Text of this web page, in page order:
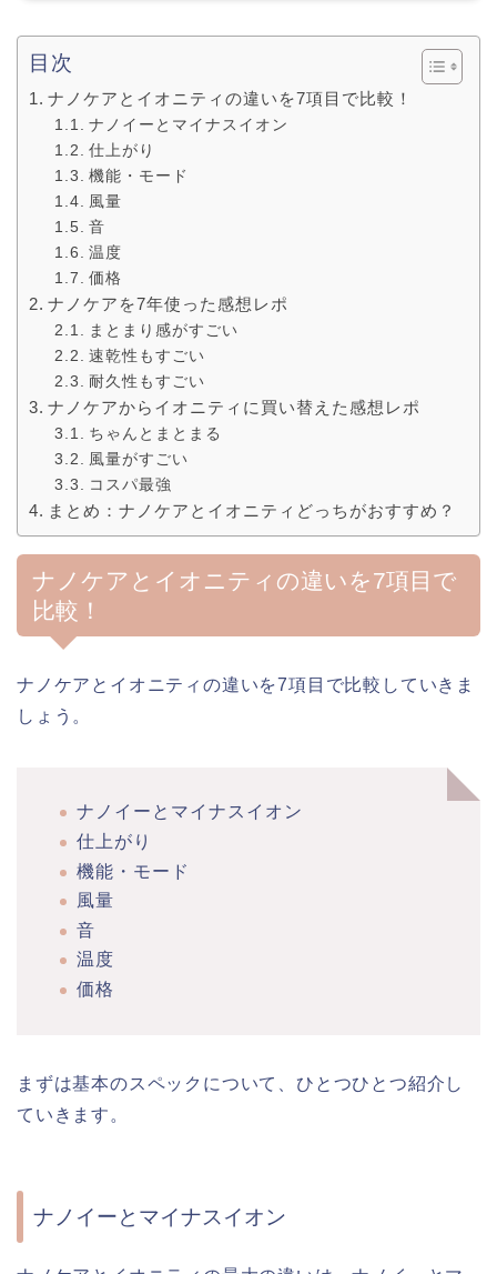
目次
ナノケアとイオニティの違いを7項目で比較！
ナノイーとマイナスイオン
仕上がり
機能・モード
風量
音
温度
価格
ナノケアを7年使った感想レポ
まとまり感がすごい
速乾性もすごい
耐久性もすごい
ナノケアからイオニティに買い替えた感想レポ
ちゃんとまとまる
風量がすごい
コスパ最強
まとめ：ナノケアとイオニティどっちがおすすめ？
ナノケアとイオニティの違いを7項目で
比較！
ナノケアとイオニティの違いを7項目で比較していきま
しょう。
ナノイーとマイナスイオン
仕上がり
機能・モード
風量
音
温度
価格
まずは基本のスペックについて、ひとつひとつ紹介し
ていきます。
ナノイーとマイナスイオン